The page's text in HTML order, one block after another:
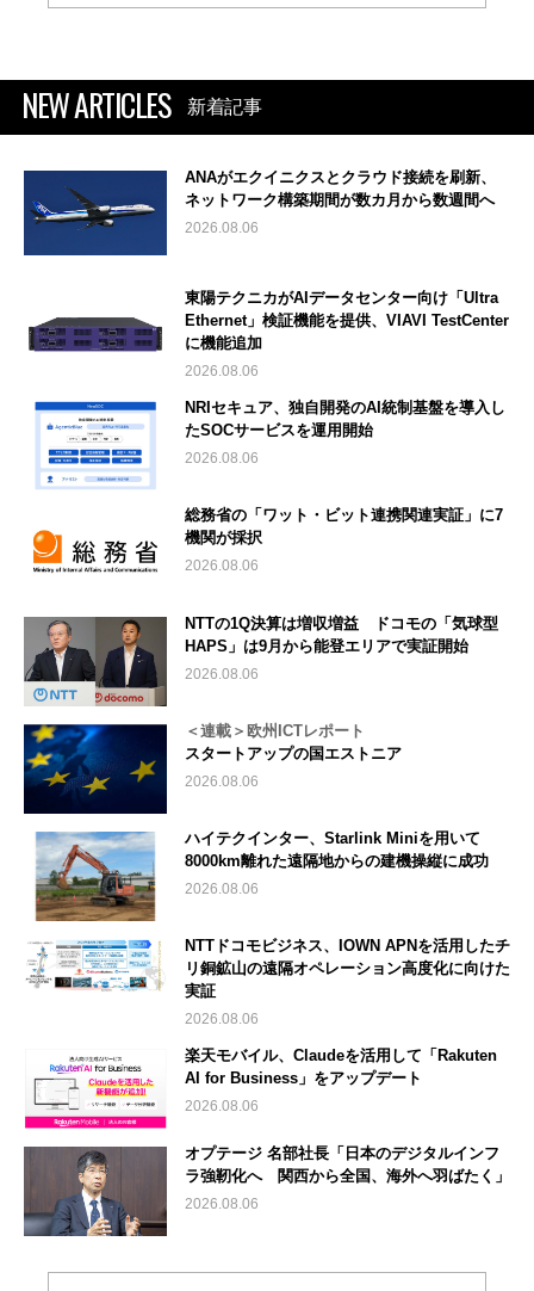
NEW ARTICLES 新着記事
ANAがエクイニクスとクラウド接続を刷新、
ネットワーク構築期間が数カ月から数週間へ
2026.08.06
東陽テクニカがAIデータセンター向け「Ultra
Ethernet」検証機能を提供、VIAVI TestCenter
に機能追加
2026.08.06
NRIセキュア、独自開発のAI統制基盤を導入し
たSOCサービスを運用開始
2026.08.06
総務省の「ワット・ビット連携関連実証」に7
機関が採択
2026.08.06
NTTの1Q決算は増収増益 ドコモの「気球型
HAPS」は9月から能登エリアで実証開始
2026.08.06
＜連載＞欧州ICTレポート
スタートアップの国エストニア
2026.08.06
ハイテクインター、Starlink Miniを用いて
8000km離れた遠隔地からの建機操縦に成功
2026.08.06
NTTドコモビジネス、IOWN APNを活用したチ
リ銅鉱山の遠隔オペレーション高度化に向けた
実証
2026.08.06
楽天モバイル、Claudeを活用して「Rakuten
AI for Business」をアップデート
2026.08.06
オプテージ 名部社長「日本のデジタルインフ
ラ強靭化へ 関西から全国、海外へ羽ばたく」
2026.08.06